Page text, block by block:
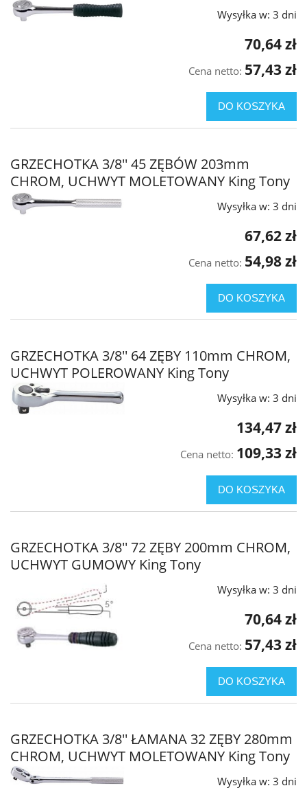
Wysyłka w: 3 dni
70,64 zł
Cena netto: 57,43 zł
DO KOSZYKA
GRZECHOTKA 3/8'' 45 ZĘBÓW 203mm
CHROM, UCHWYT MOLETOWANY King Tony
Wysyłka w: 3 dni
67,62 zł
Cena netto: 54,98 zł
DO KOSZYKA
GRZECHOTKA 3/8'' 64 ZĘBY 110mm CHROM,
UCHWYT POLEROWANY King Tony
Wysyłka w: 3 dni
134,47 zł
Cena netto: 109,33 zł
DO KOSZYKA
GRZECHOTKA 3/8'' 72 ZĘBY 200mm CHROM,
UCHWYT GUMOWY King Tony
Wysyłka w: 3 dni
70,64 zł
Cena netto: 57,43 zł
DO KOSZYKA
GRZECHOTKA 3/8'' ŁAMANA 32 ZĘBY 280mm
CHROM, UCHWYT MOLETOWANY King Tony
Wysyłka w: 3 dni